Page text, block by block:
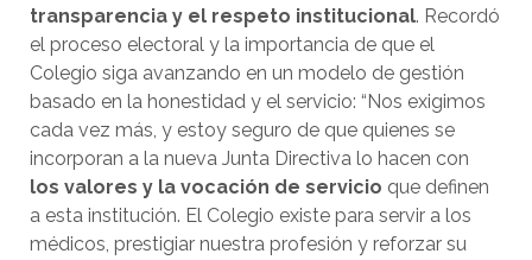
transparencia y el respeto institucional. Recordó
el proceso electoral y la importancia de que el
Colegio siga avanzando en un modelo de gestión
basado en la honestidad y el servicio: “Nos exigimos
cada vez más, y estoy seguro de que quienes se
incorporan a la nueva Junta Directiva lo hacen con
los valores y la vocación de servicio que definen
a esta institución. El Colegio existe para servir a los
médicos, prestigiar nuestra profesión y reforzar su